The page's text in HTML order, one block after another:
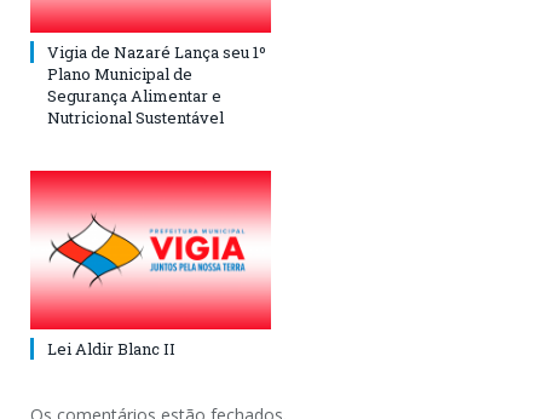
Vigia de Nazaré Lança seu 1º
Plano Municipal de
Segurança Alimentar e
Nutricional Sustentável
Lei Aldir Blanc II
Os comentários estão fechados.